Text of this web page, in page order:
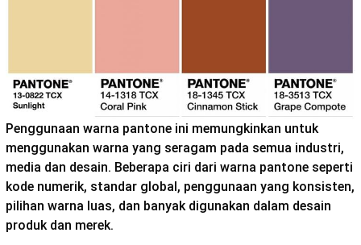
Penggunaan warna pantone ini memungkinkan untuk
menggunakan warna yang seragam pada semua industri,
media dan desain. Beberapa ciri dari warna pantone seperti
kode numerik, standar global, penggunaan yang konsisten,
pilihan warna luas, dan banyak digunakan dalam desain
produk dan merek.